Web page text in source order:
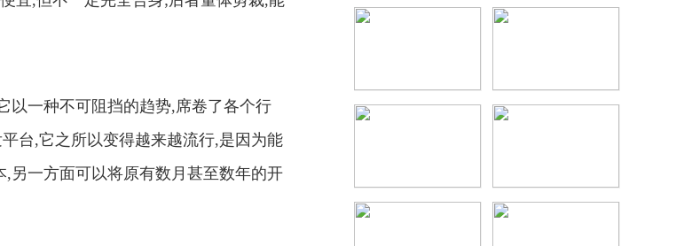
一种不可阻挡的趋势,席卷了各个行
台,它之所以变得越来越流行,是因为能
另一方面可以将原有数月甚至数年的开